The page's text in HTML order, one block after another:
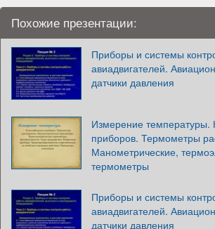
Похожие презентации:
Приборы и системы
авиадвигателей.
датчики давления
Измерение температуры.
приборов. Термометры
Манометрические,
термометры
Приборы и системы
авиадвигателей.
датчики давления